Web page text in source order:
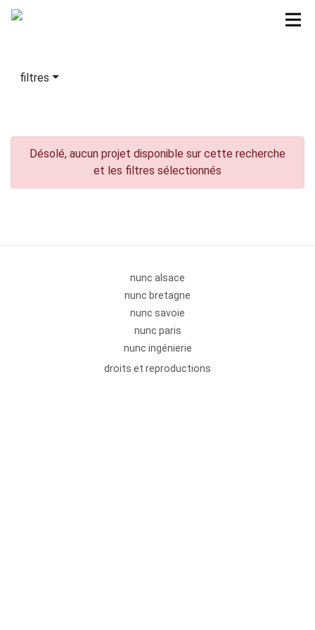
filtres
Désolé, aucun projet disponible sur cette recherche
et les filtres sélectionnés
nunc alsace
nunc bretagne
nunc savoie
nunc paris
nunc ingénierie
droits et reproductions